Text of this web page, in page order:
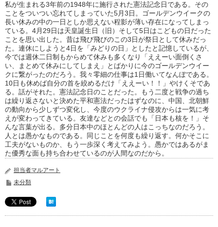
私が生まれる3年前の1948年に施行された憲法記念日である。その
ことをついつい忘れてしまっていた5月3日。ゴールデンウイークの
長い休みの中の一日としか思えない程影が薄い存在になってしまっ
ている。4月29日は天皇誕生日（旧）そして5日はこどもの日だった
ことを思い出した。昔は飛び飛びのこの3日が祭日として休みだっ
た。連休にしようと4日を「みどりの日」としたと記憶しているが、
今では週休二日制もからめて休みも多くなり「ええーい面倒くさ
い、まとめて休みにしてしまえ」とばかりに今のゴールデンウイー
クに繋がったのだろう。我々零細の仕事は1日働いてなんぼである。
10日も休めば自分の首を絞めるだけ「ええーい！！」やけくそであ
る。話がそれた。憲法記念日のことだった。もう二度と戦争の過ち
は繰り返さないと決めた平和憲法だったはずなのに、中国、北朝鮮
の動向から少しずつ変化し、今度のウクライナ侵攻からは一気に考
えが変わってきている。友達などとの会話でも「日本も核を！」そ
んな言葉が出る。多分日本中のほとんどの人はこっちなのだろう。
人とは愚かなものである。同じことを何度も繰り返す。何かそこに
工夫がないものか、もう一歩深く考えてみよう。愚かではあるがま
た優秀な面も持ち合わせているのが人間なのだから。
担当者マルアート
未分類